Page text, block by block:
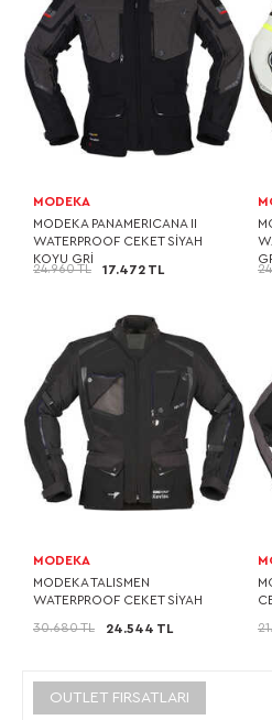
MODEKA
MODEKA PANAMERICANA II
WATERPROOF CEKET SİYAH
KOYU GRİ
24.960 TL 17.472 TL
MODEKA
MODEKA TALISMEN
WATERPROOF CEKET SİYAH
30.680 TL 24.544 TL
OUTLET FIRSATLARI